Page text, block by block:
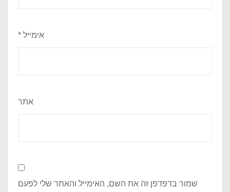
אימייל *
אתר
שמור בדפדפן זה את השם, האימייל והאתר שלי לפעם